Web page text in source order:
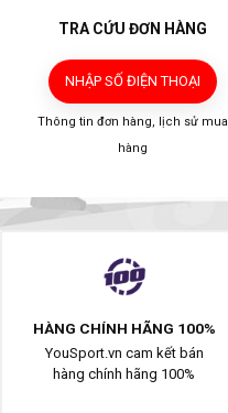
TRA CỨU ĐƠN HÀNG
NHẬP SỐ ĐIỆN THOẠI
Thông tin đơn hàng, lịch sử mua
hàng
HÀNG CHÍNH HÃNG 100%
YouSport.vn cam kết bán
hàng chính hãng 100%